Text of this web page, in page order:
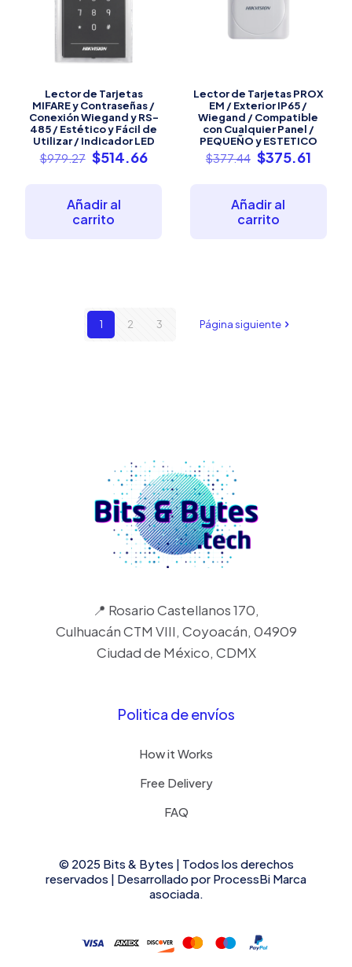
Lector de Tarjetas
MIFARE y Contraseñas /
Conexión Wiegand y RS-
485 / Estético y Fácil de
Utilizar / Indicador LED
$979.27 El
era:
$979.27.
$514.66El
Añadir al
carrito
Lector de Tarjetas PROX
EM / Exterior IP65 /
Wiegand / Compatible
con Cualquier Panel /
PEQUEÑO y ESTETICO
$377.44 El
era:
$377.44.
$375.61El
Añadir al
carrito
1 2 3 Página siguiente
📍 Rosario Castellanos 170,
Culhuacán CTM VIII, Coyoacán, 04909
Ciudad de México, CDMX
Politica de envíos
How it Works
Free Delivery
FAQ
© 2025 Bits & Bytes | Todos los derechos
reservados | Desarrollado por ProcessBi Marca
asociada.